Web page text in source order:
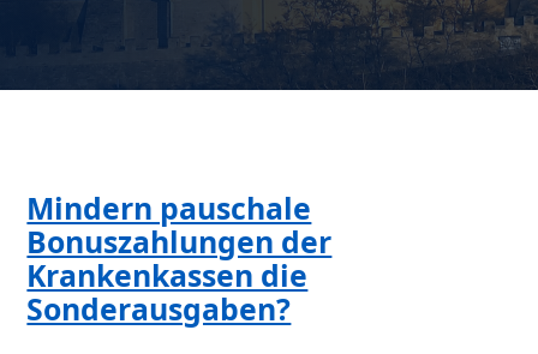
Mindern pauschale
Bonuszahlungen der
Krankenkassen die
Sonderausgaben?